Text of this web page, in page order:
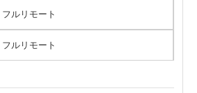
フルリモート
フルリモート